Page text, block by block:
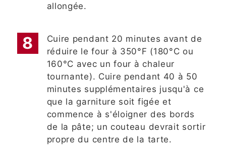
allongée.
Cuire pendant 20 minutes avant de
réduire le four à 350°F (180°C ou
160°C avec un four à chaleur
tournante). Cuire pendant 40 à 50
minutes supplémentaires jusqu'à ce
que la garniture soit figée et
commence à s'éloigner des bords
de la pâte; un couteau devrait sortir
propre du centre de la tarte.